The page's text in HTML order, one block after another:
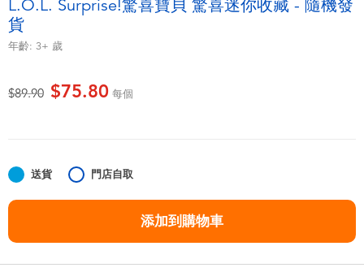
角色扮演及造型系列
任天堂 Switch
Globber高樂寶
L.O.L. Surprise!驚喜寶貝 驚喜迷你收藏 - 隨機發
貨
年齡: 3+ 歲
價格從
$89.90至$75.80 每個
送貨 門店自取
添加到購物車